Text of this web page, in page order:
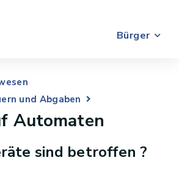
Bürger
und Abgaben
Automaten
sind betroffen ?